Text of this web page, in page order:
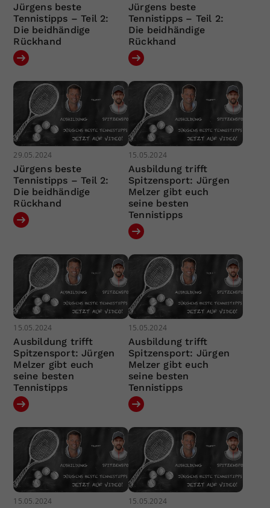
Jürgens beste
Tennistipps – Teil 2:
Die beidhändige
Rückhand
Jürgens beste
Tennistipps – Teil 2:
Die beidhändige
Rückhand
29.05.2024
Jürgens beste
Tennistipps – Teil 2:
Die beidhändige
Rückhand
15.05.2024
Ausbildung trifft
Spitzensport: Jürgen
Melzer gibt euch
seine besten
Tennistipps
15.05.2024
Ausbildung trifft
Spitzensport: Jürgen
Melzer gibt euch
seine besten
Tennistipps
15.05.2024
Ausbildung trifft
Spitzensport: Jürgen
Melzer gibt euch
seine besten
Tennistipps
15.05.2024 15.05.2024